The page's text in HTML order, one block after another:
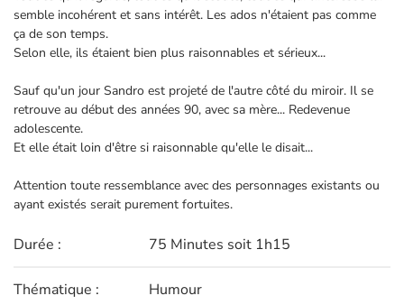
semble incohérent et sans intérêt. Les ados n'étaient pas comme
ça de son temps.
Selon elle, ils étaient bien plus raisonnables et sérieux...
Sauf qu'un jour Sandro est projeté de l'autre côté du miroir. Il se
retrouve au début des années 90, avec sa mère... Redevenue
adolescente.
Et elle était loin d'être si raisonnable qu'elle le disait...
Attention toute ressemblance avec des personnages existants ou
ayant existés serait purement fortuites.
Durée : 75 Minutes soit 1h15
Thématique : Humour